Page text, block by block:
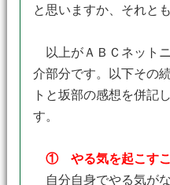
と思いますか、それと
以上がＡＢＣネット
介部分です。以下その
トと坂部の感想を併記
す。
① やる気を起こす
自分自身でやる気がな